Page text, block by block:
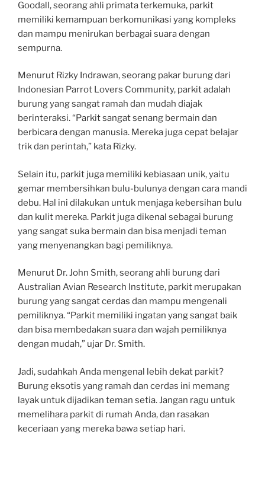
Goodall, seorang ahli primata terkemuka, parkit
memiliki kemampuan berkomunikasi yang kompleks
dan mampu menirukan berbagai suara dengan
sempurna.
Menurut Rizky Indrawan, seorang pakar burung dari
Indonesian Parrot Lovers Community, parkit adalah
burung yang sangat ramah dan mudah diajak
berinteraksi. “Parkit sangat senang bermain dan
berbicara dengan manusia. Mereka juga cepat belajar
trik dan perintah,” kata Rizky.
Selain itu, parkit juga memiliki kebiasaan unik, yaitu
gemar membersihkan bulu-bulunya dengan cara mandi
debu. Hal ini dilakukan untuk menjaga kebersihan bulu
dan kulit mereka. Parkit juga dikenal sebagai burung
yang sangat suka bermain dan bisa menjadi teman
yang menyenangkan bagi pemiliknya.
Menurut Dr. John Smith, seorang ahli burung dari
Australian Avian Research Institute, parkit merupakan
burung yang sangat cerdas dan mampu mengenali
pemiliknya. “Parkit memiliki ingatan yang sangat baik
dan bisa membedakan suara dan wajah pemiliknya
dengan mudah,” ujar Dr. Smith.
Jadi, sudahkah Anda mengenal lebih dekat parkit?
Burung eksotis yang ramah dan cerdas ini memang
layak untuk dijadikan teman setia. Jangan ragu untuk
memelihara parkit di rumah Anda, dan rasakan
keceriaan yang mereka bawa setiap hari.